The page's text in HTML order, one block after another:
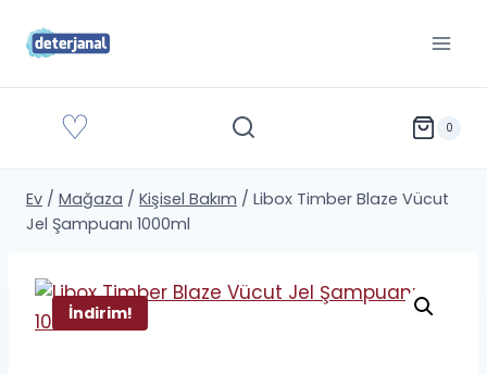
geç
♡ 0
Ev / Mağaza / Kişisel Bakım / Libox Timber Blaze Vücut
Jel Şampuanı 1000ml
İndirim!